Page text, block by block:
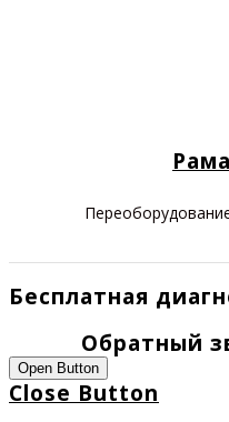
Бесплатная
Обратный
Open Button
Close Button